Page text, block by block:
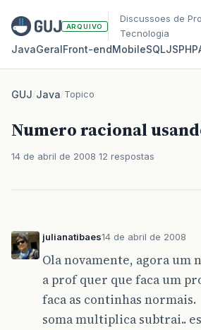
ARQUIVO
Discussoes de
Tecnologia
JavaGeralFront‑endMobileSQLJSPHP
GUJ/Java/Topico
Numero racional
14 de abril de 2008 12 respostas
julianatibaes14 de abril de 2008
Ola novamente, agora um
a prof quer que faca um
faca as continhas normais.
soma multiplica subtrai..